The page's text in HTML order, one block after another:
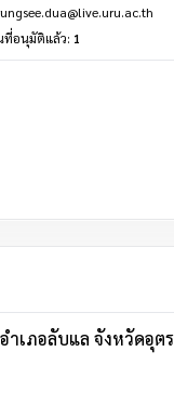
ที่อนุมัติแล้ว: 1
ำเภอลับแล จังหวัดอุต